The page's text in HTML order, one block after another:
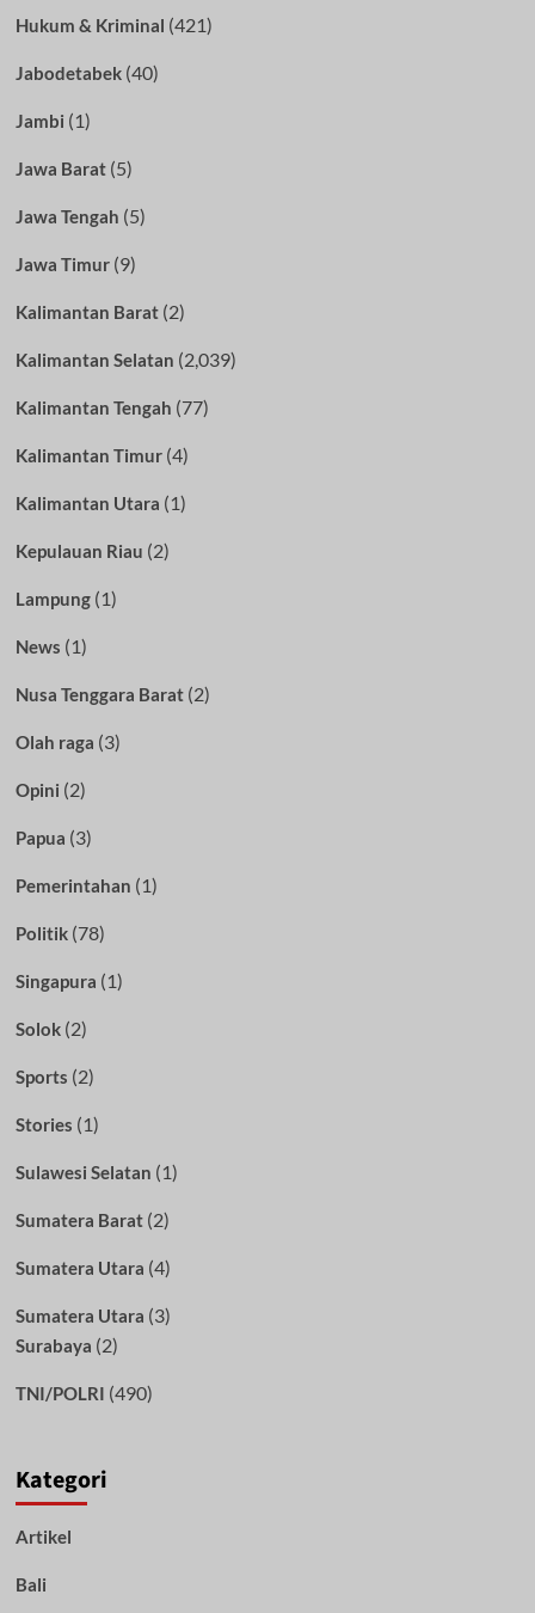
Hukum & Kriminal (421)
Jabodetabek(40)
Jambi (1)
Jawa Barat(5)
Jawa Tengah (5)
Jawa Timur(9)
Kalimantan Barat(2)
Kalimantan Selatan (2,039)
Kalimantan Tengah (77)
Kalimantan Timur(4)
Kalimantan Utara (1)
Kepulauan Riau (2)
Lampung(1)
News (1)
Nusa Tenggara Barat(2)
Olah raga (3)
Opini (2)
Papua (3)
Pemerintahan (1)
Politik(78)
Singapura (1)
Solok(2)
Sports (2)
Stories (1)
Sulawesi Selatan (1)
Sumatera Barat(2)
Sumatera Utara (4)
Sumatera Utara (3)
Surabaya (2)
TNI/POLRI (490)
Kategori
Artikel
Bali